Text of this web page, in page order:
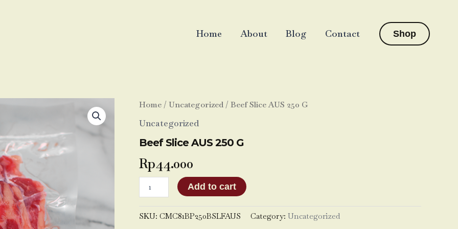
Home About Blog Contact Shop
Home / Uncategorized / Beef Slice AUS 250 G
Uncategorized
Beef Slice AUS 250 G
Rp44.000
Beef
AUS
G
Add to cart
SKU: CMC81BP250BSLFAUS Category: Uncategorized